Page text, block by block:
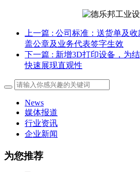
上一篇 : 公司标准：送货单及
盖公章及业务代表签字生效
下一篇 : 新增3D打印设备，为
快速展现直观性
News
媒体报道
行业资讯
企业新闻
为您推荐